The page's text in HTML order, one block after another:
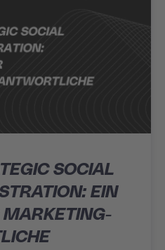
SOCIAL
EIN
MARKETING-